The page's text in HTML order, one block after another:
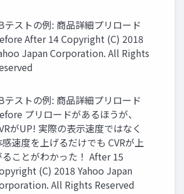
テストの例: 商品詳細プリロード
After 14 Copyright (C) 2018
Japan Corporation. All Rights
テストの例: 商品詳細プリロード
プリロードがあるほうが、
がUP! 実際の表示速度ではなく
感速度を上げるだけでも CVRが上
ことがわかった！ After 15
(C) 2018 Yahoo Japan
All Rights Reserved